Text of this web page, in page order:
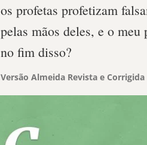
os profetas profetizam
pelas mãos deles, e o meu
no fim disso?
Versão Almeida Revista e Corrigida